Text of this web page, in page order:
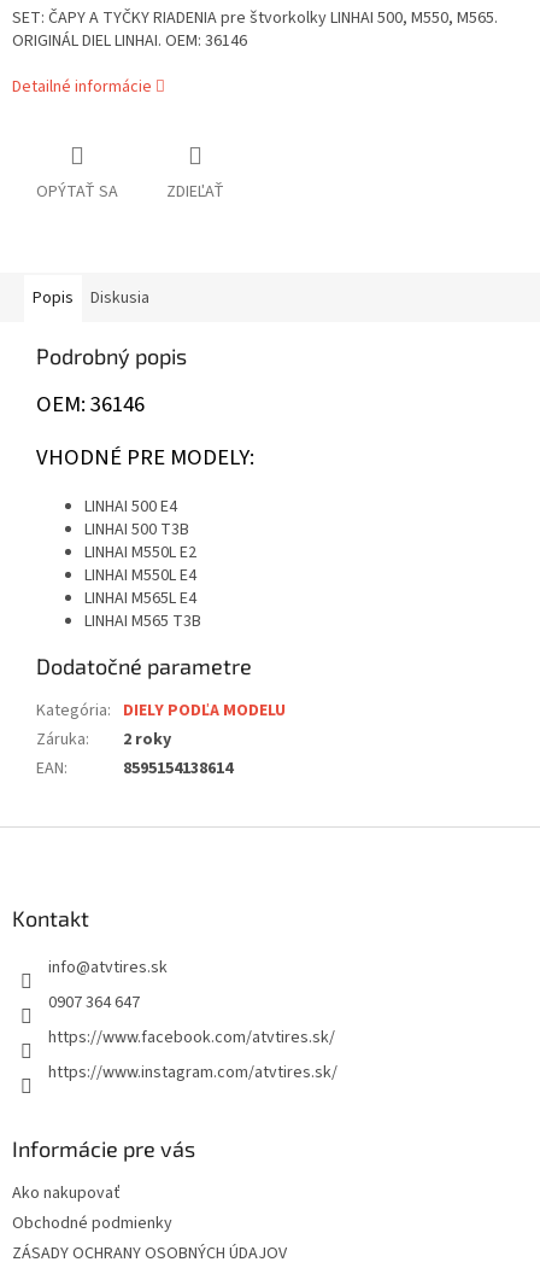
SET: ČAPY A TYČKY RIADENIA pre štvorkolky LINHAI 500, M550, M565.
ORIGINÁL DIEL LINHAI. OEM: 36146
Detailné informácie
OPÝTAŤ SA ZDIEĽAŤ
Popis Diskusia
Podrobný popis
OEM: 36146
VHODNÉ PRE MODELY:
LINHAI 500 E4
LINHAI 500 T3B
LINHAI M550L E2
LINHAI M550L E4
LINHAI M565L E4
LINHAI M565 T3B
Dodatočné parametre
Kategória: DIELY PODĽA MODELU
Záruka:
2 roky
EAN: 8595154138614
Kontakt
info@atvtires.sk
0907 364 647
https://www.facebook.com/atvtires.sk/
https://www.instagram.com/atvtires.sk/
Informácie pre vás
Ako nakupovať
Obchodné podmienky
ZÁSADY OCHRANY OSOBNÝCH ÚDAJOV